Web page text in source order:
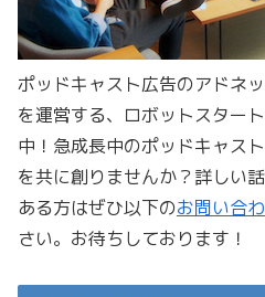
ポッドキャスト広告のアドネ
を運営する、ロボットスター
中！急成長中のポッドキャス
を共に創りませんか？詳しい
ある方はぜひ以下のお問い合
さい。お待ちしております！